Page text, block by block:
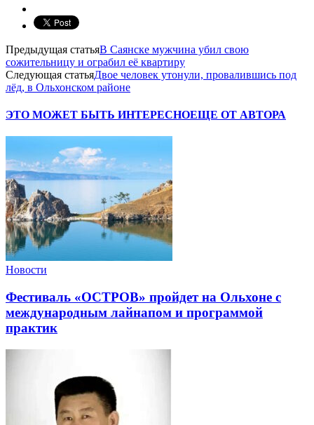
Предыдущая статьяВ Саянске мужчина убил свою
сожительницу и ограбил её квартиру
Следующая статьяДвое человек утонули, провалившись под
лёд, в Ольхонском районе
ЭТО МОЖЕТ БЫТЬ ИНТЕРЕСНОЕЩЕ ОТ АВТОРА
Новости
Фестиваль «ОСТРОВ» пройдет на Ольхоне с
международным лайнапом и программой
практик